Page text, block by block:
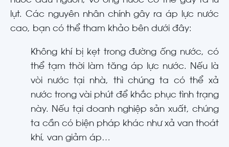
lụt. Các nguyên nhân chính gây ra áp lực nước
cao, bạn có thể tham khảo bên dưới đây:
Không khí bị kẹt trong đường ống nước, có
thể tạm thời làm tăng áp lực nước. Nếu là
vòi nước tại nhà, thì chúng ta có thể xả
nước trong vài phút để khắc phục tình trạng
này. Nếu tại doanh nghiệp sản xuất, chúng
ta cần có biện pháp khác như xả van thoát
khí, van giảm áp…